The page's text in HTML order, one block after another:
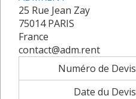
25 Rue Jean Zay
75014 PARIS
France
contact@adm.rent
Numéro de Devis
Date du Devis